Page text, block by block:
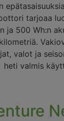
tarjoaa
ja 500 Wh:n
valot ja
heti valmis